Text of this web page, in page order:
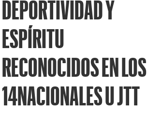
DEPORTIVIDAD Y
ESPÍRITU
RECONOCIDOS EN LOS
14NACIONALES U JTT